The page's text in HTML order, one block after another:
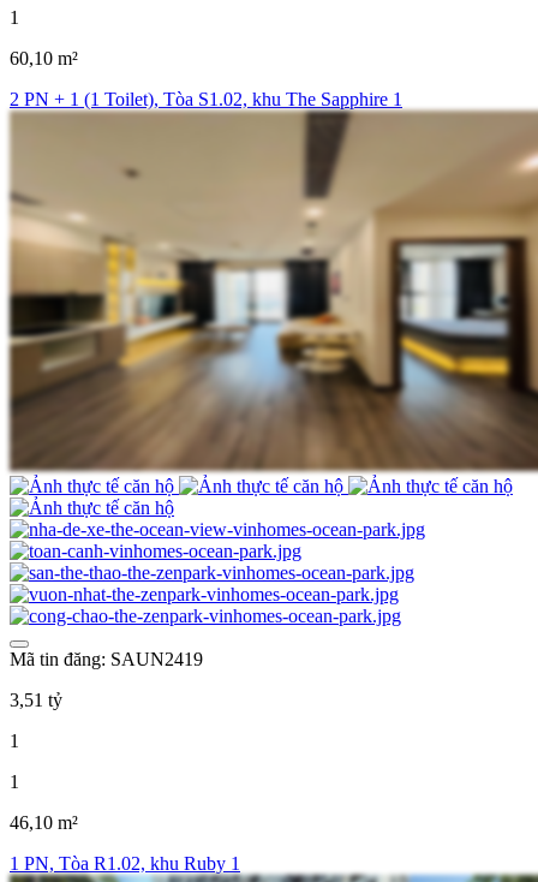
1
60,10 m²
2 PN + 1 (1 Toilet), Tòa S1.02, khu The Sapphire 1
Mã tin đăng: SAUN2419
3,51 tỷ
1
1
46,10 m²
1 PN, Tòa R1.02, khu Ruby 1